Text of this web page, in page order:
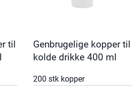
til
Genbrugelige kopper til
kolde drikke 400 ml
200 stk kopper